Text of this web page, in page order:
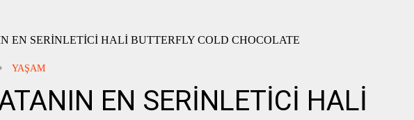
YAŞAM
EN SERİNLETİCİ HALİ